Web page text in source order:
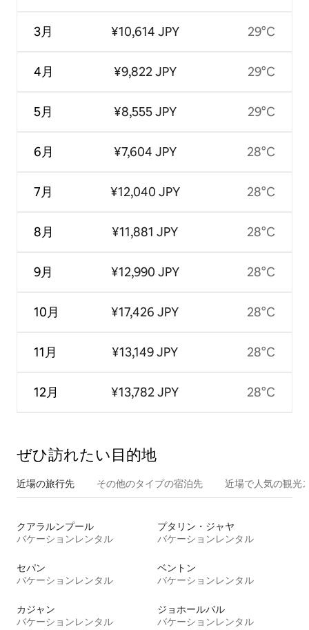
3月
4月
5月
6月
7月
8月
9月
10月
11月
12月
¥10,614 JPY
¥9,822 JPY
¥8,555 JPY
¥7,604 JPY
¥12,040 JPY
¥11,881 JPY
¥12,990 JPY
¥17,426 JPY
¥13,149 JPY
¥13,782 JPY
29°C
29°C
29°C
28°C
28°C
28°C
28°C
28°C
28°C
28°C
ぜひ訪⁠れ⁠た⁠い目⁠的⁠地
近場の旅行先 その他のタ⁠イ⁠プ⁠の宿⁠泊⁠先 近場で人気の観光
クアラルンプール
バケーションレンタル
プタリン・ジャヤ
バケーションレンタル
セパン
バケーションレンタル
ベントン
バケーションレンタル
カジャン
バケーションレンタル
ジョホールバル
バケーションレンタル